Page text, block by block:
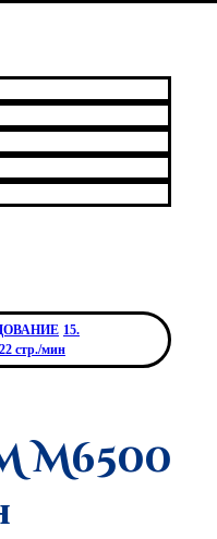
15.
стр./мин
M6500